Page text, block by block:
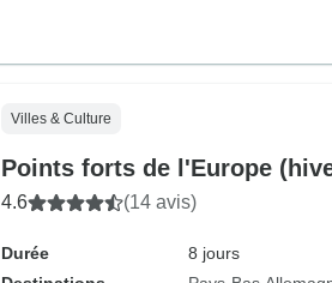
Villes & Culture
Points forts de l'Europe
4.6 (14 avis)
Durée
8 jours